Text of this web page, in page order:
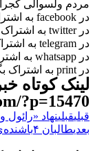
مردم ولسوالی
در facebook به اشتراک بگذارید
در twitter به اشتراک بگذارید
در telegram به اشتراک بگذارید
در whatsapp به اشتراک بگذارید
در print به اشتراک بگذارید
لینک کوتاه
?p=15470
قبلیقبلینهاد «رائول
بعدیطالبان ۴باشنده‌ی پنجشیر را به اتهام کشتن سگ کوچی‌ها ربودند